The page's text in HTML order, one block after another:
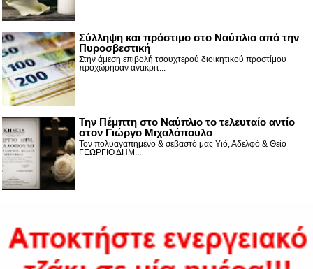
Σύλληψη και πρόστιμο στο Ναύπλιο από την
Πυροσβεστική
Στην άμεση επιβολή τσουχτερού διοικητικού προστίμου
προχώρησαν ανακριτ...
Την Πέμπτη στο Ναύπλιο το τελευταίο αντίο
στον Γιώργο Μιχαλόπουλο
Τον πολυαγαπημένο & σεβαστό μας Υιό, Αδελφό & Θείο
ΓΕΩΡΓΙΟ ΔΗΜ...